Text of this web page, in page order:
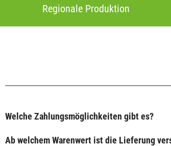
Regionale Produktion
Welche Zahlungsmöglichkeiten gibt es?
Ab welchem Warenwert ist die Lieferung